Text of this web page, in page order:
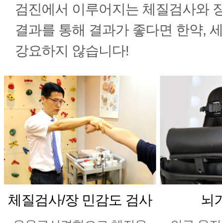
검진에서 이루어지는 체질검사와
결과를 통해 결과가 좋다면 한약,
강요하지 않습니다!
체질검사/장 민감도 검사 뇌